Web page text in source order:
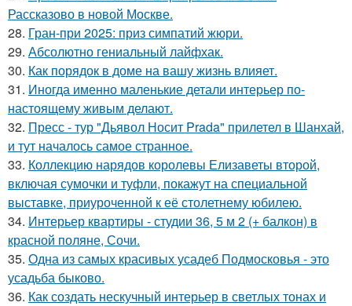
Рассказово в новой Москве.
28. Гран-при 2025: приз симпатий жюри.
29. Абсолютно гениальный лайфхак.
30. Как порядок в доме на вашу жизнь влияет.
31. Иногда именно маленькие детали интерьер по-
настоящему живым делают.
32. Пресс - тур "Дьявол Носит Prada" прилетел в Шанхай,
и тут началось самое странное.
33. Коллекцию нарядов королевы Елизаветы второй,
включая сумочки и туфли, покажут на специальной
выставке, приуроченной к её столетнему юбилею.
34. Интерьер квартиры - студии 36, 5 м 2 (+ балкон) в
красной поляне, Сочи.
35. Одна из самых красивых усадеб Подмосковья - это
усадьба быково.
36. Как создать нескучный интерьер в светлых тонах и